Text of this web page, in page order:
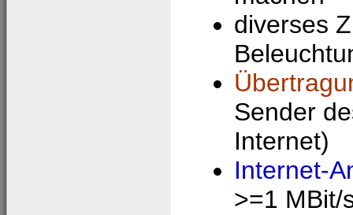
diverses
Sender
Internet)
Internet-
>=1 MBit/